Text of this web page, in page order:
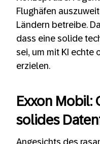
Flughäfen
Ländern betreibe.
dass eine solide
sei, um mit KI echte
erzielen.
Exxon Mobil:
solides
Angesichts des